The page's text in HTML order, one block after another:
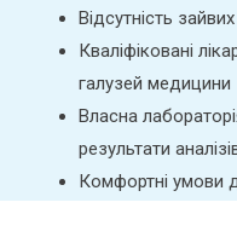
Відсутність
Кваліфіковані
галузей медицини
Власна
результати
Комфортні умови